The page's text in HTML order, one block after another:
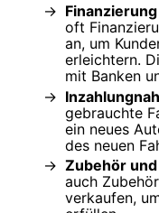
oft
an, um
erleichtern.
mit Banken
gebrauchte
ein neues
des neuen
Zubehör
auch
verkaufen,